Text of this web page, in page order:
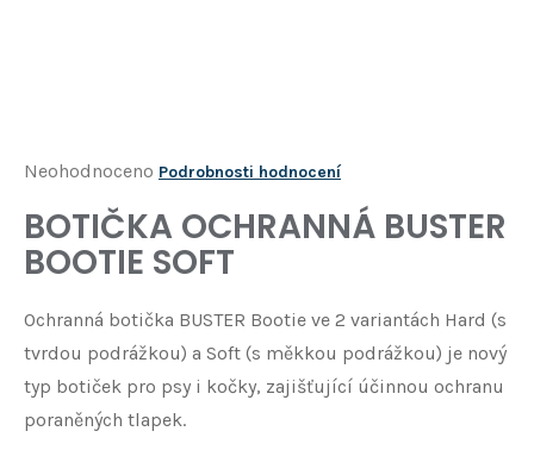
Průměrné
hodnocení
produktu
je
hvězdiček.
Neohodnoceno Podrobnosti hodnocení
BOTIČKA OCHRANNÁ BUSTER
BOOTIE SOFT
Ochranná botička BUSTER Bootie ve 2 variantách Hard (s
tvrdou podrážkou) a Soft (s měkkou podrážkou) je nový
typ botiček pro psy i kočky, zajišťující účinnou ochranu
poraněných tlapek.
D
o
p
r
u
č
u
j